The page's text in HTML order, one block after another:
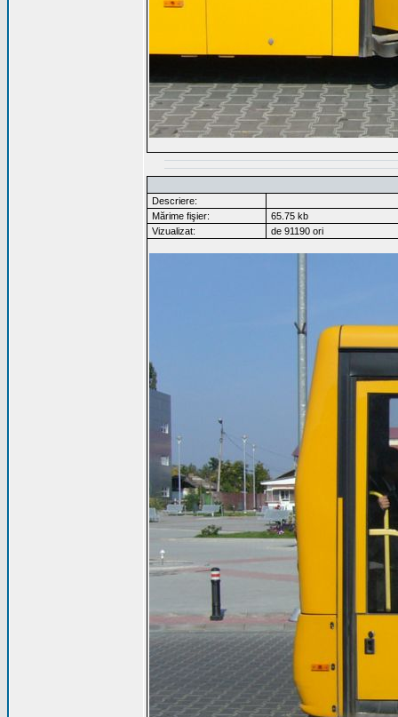
Descriere:
Mărime fişier:
65.75 kb
Vizualizat:
de 91190 ori